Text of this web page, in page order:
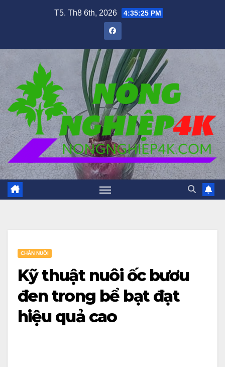
T5. Th8 6th, 2026 4:35:27 PM
CHĂN NUÔI
Kỹ thuật nuôi ốc bươu
đen trong bể bạt đạt
hiệu quả cao